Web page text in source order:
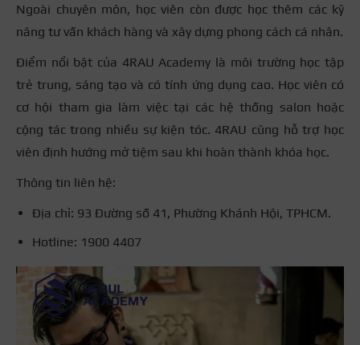
Ngoài chuyên môn, học viên còn được học thêm các kỹ
năng tư vấn khách hàng và xây dựng phong cách cá nhân.
Điểm nổi bật của 4RAU Academy là môi trường học tập
trẻ trung, sáng tạo và có tính ứng dụng cao. Học viên có
cơ hội tham gia làm việc tại các hệ thống salon hoặc
cộng tác trong nhiều sự kiện tóc. 4RAU cũng hỗ trợ học
viên định hướng mở tiệm sau khi hoàn thành khóa học.
Thông tin liên hệ:
Địa chỉ: 93 Đường số 41, Phường Khánh Hội, TPHCM.
Hotline: 1900 4407